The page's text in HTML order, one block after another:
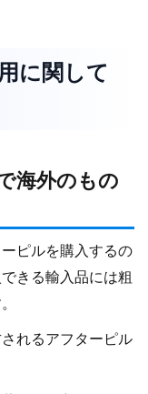
に関して
海外のもの
ピルを購入するの
きる輸入品には粗
れるアフターピル